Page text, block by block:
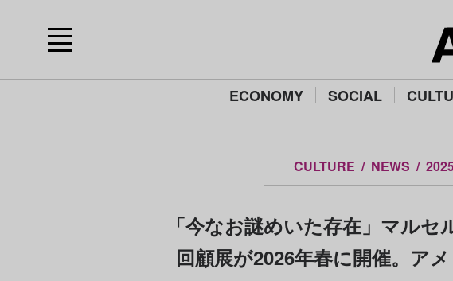
ECONOMY SOCIAL
CULTURE NEWS
「今なお謎めいた存在」マル
回顧展が2026年春に開催。ア